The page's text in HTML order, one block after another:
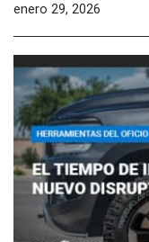
enero 29, 2026